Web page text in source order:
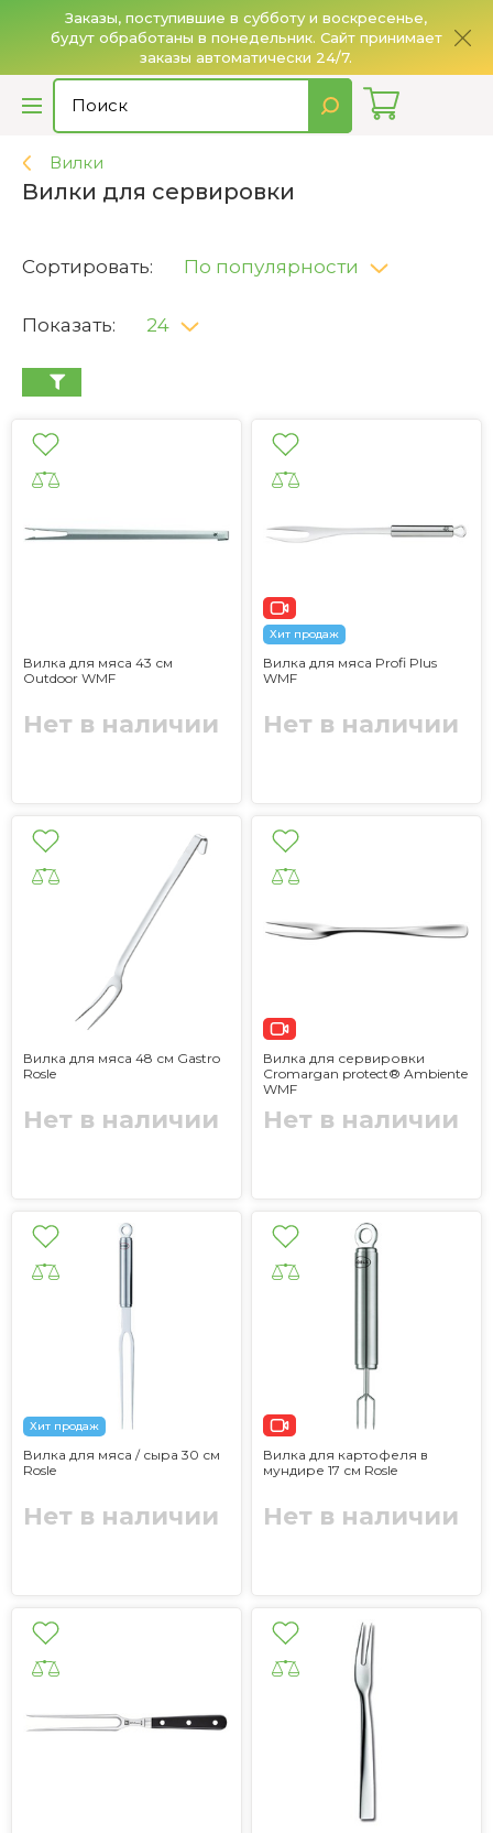
Заказы, поступившие в субботу и воскресенье,
будут обработаны в понедельник. Сайт принимает
заказы автоматически 24/7.
Вилки
Вилки для сервировки
Сортировать: По популярности
Показать: 24
Вилка для мяса 43 см
Outdoor WMF
Нет в наличии
Хит продаж
Вилка для мяса Profi Plus
WMF
Нет в наличии
Вилка для мяса 48 см Gastro
Rosle
Нет в наличии
Вилка для сервировки
Cromargan protect® Ambiente
WMF
Нет в наличии
Хит продаж
Вилка для мяса / сыра 30 см
Rosle
Нет в наличии
Вилка для картофеля в
мундире 17 см Rosle
Нет в наличии